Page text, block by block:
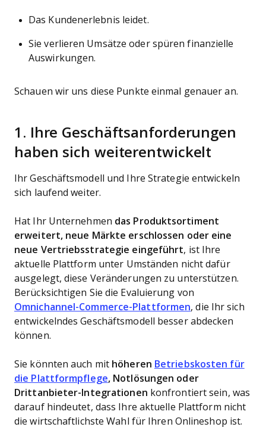
Das Kundenerlebnis leidet.
Sie verlieren Umsätze oder spüren finanzielle
Auswirkungen.
Schauen wir uns diese Punkte einmal genauer an.
1. Ihre Geschäftsanforderungen
haben sich weiterentwickelt
Ihr Geschäftsmodell und Ihre Strategie entwickeln
sich laufend weiter.
Hat Ihr Unternehmen das Produktsortiment
erweitert, neue Märkte erschlossen oder eine
neue Vertriebsstrategie eingeführt, ist Ihre
aktuelle Plattform unter Umständen nicht dafür
ausgelegt, diese Veränderungen zu unterstützen.
Berücksichtigen Sie die Evaluierung von
Omnichannel-Commerce-Plattformen, die Ihr sich
entwickelndes Geschäftsmodell besser abdecken
können.
Sie könnten auch mit höheren Betriebskosten für
die Plattformpflege, Notlösungen oder
Drittanbieter-Integrationen konfrontiert sein, was
darauf hindeutet, dass Ihre aktuelle Plattform nicht
die wirtschaftlichste Wahl für Ihren Onlineshop ist.